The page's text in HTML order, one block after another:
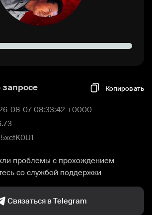
Копировать
08-07 08:33:42 +0000
проблемы с прохождением
со службой поддержки
Связаться в Telegram